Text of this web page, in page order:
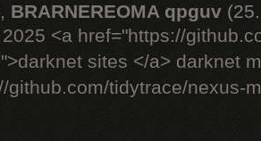
, BRARNEREOMA qpguv
<a href="https://
sites </a> darknet
github.com/tidytrace/nexus-